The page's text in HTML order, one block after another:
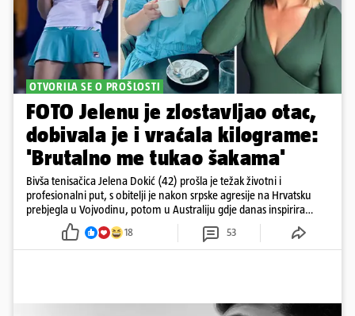
OTVORILA SE O PROŠLOSTI
FOTO Jelenu je zlostavljao otac,
dobivala je i vraćala kilograme:
'Brutalno me tukao šakama'
Bivša tenisačica Jelena Dokić (42) prošla je težak životni i
profesionalni put, s obitelji je nakon srpske agresije na Hrvatsku
prebjegla u Vojvodinu, potom u Australiju gdje danas inspirira
18 53